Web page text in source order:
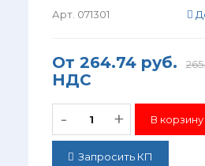
Арт. 071301
От 264.74 руб.
НДС
- +
Запросить КП